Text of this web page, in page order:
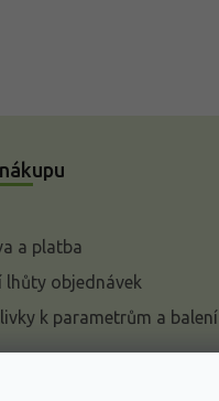
a platba
lhůty objednávek
k parametrům a balení